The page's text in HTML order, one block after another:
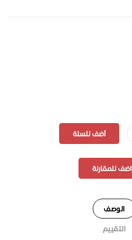
اضف للمقارنة
الوصف
التقييم